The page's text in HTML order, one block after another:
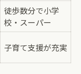
徒歩数分で小学
校・スーパー
子育て支援が充実